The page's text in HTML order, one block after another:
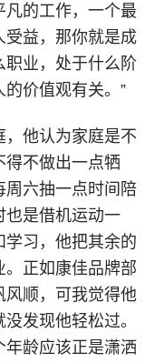
凡的工作，一个最
受益，那你就是成
职业，处于什么阶
价值观有关。”
他认为家庭是不
得不做出一点牺
周六抽一点时间陪
也是借机运动一
学习，他把其余的
。正如康佳品牌部
风顺，可我觉得他
发现他轻松过。
年龄应该正是潇洒